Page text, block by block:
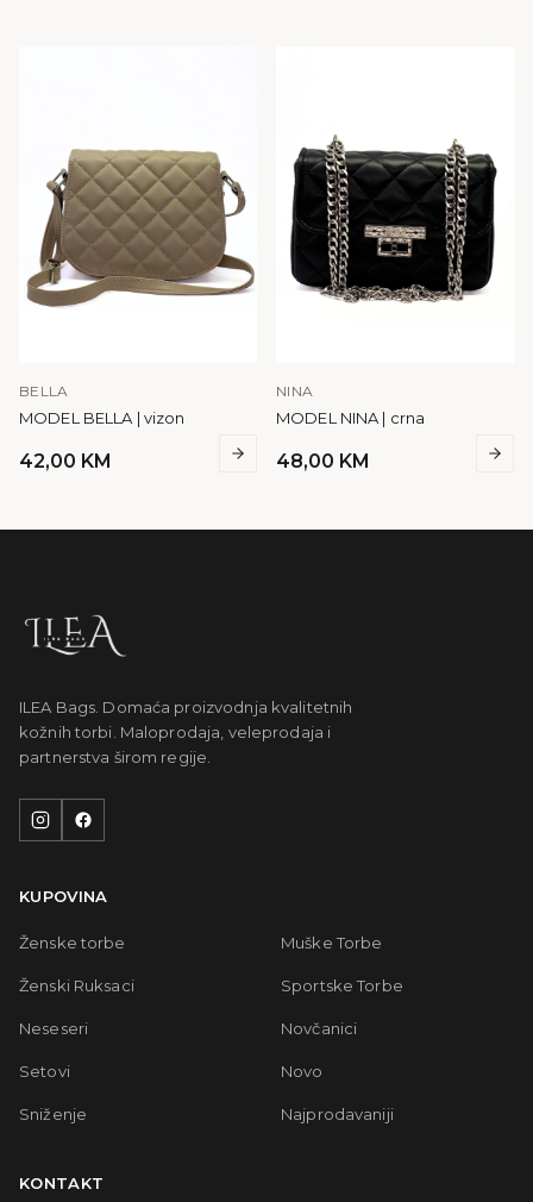
BELLA
MODEL BELLA | vizon
42,00 KM
NINA
MODEL NINA | crna
48,00 KM
ILEA Bags. Domaća proizvodnja kvalitetnih
kožnih torbi. Maloprodaja, veleprodaja i
partnerstva širom regije.
KUPOVINA
Ženske torbe Muške Torbe
Ženski Ruksaci Sportske Torbe
Neseseri Novčanici
Setovi Novo
Sniženje Najprodavaniji
KONTAKT